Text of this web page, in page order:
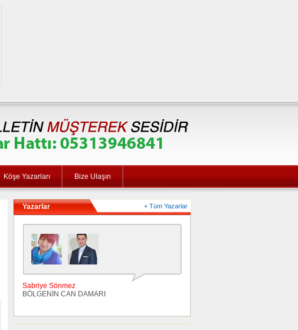
Köşe Yazarları Bize Ulaşın
Yazarlar + Tüm Yazarlar
Sabriye Sönmez
BÖLGENİN CAN DAMARI